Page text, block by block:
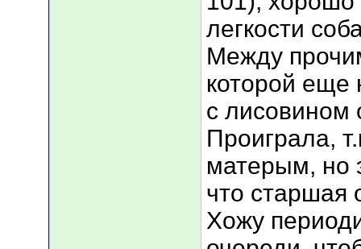
легкости
Между
которой еще
с лисовином
Проиграла,
матерым, но
что старшая
Хожу